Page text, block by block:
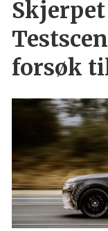
Skjerpet
forsøk